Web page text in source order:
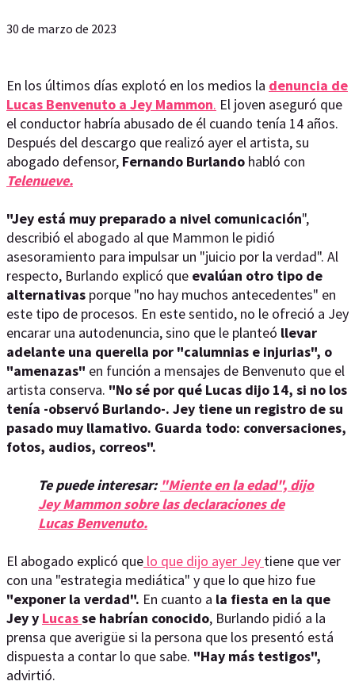
30 de marzo de 2023
En los últimos días explotó en los medios la denuncia de
Lucas Benvenuto a Jey Mammon. El joven aseguró que
el conductor habría abusado de él cuando tenía 14 años.
Después del descargo que realizó ayer el artista, su
abogado defensor, Fernando Burlando habló con
Telenueve.
"Jey está muy preparado a nivel comunicación",
describió el abogado al que Mammon le pidió
asesoramiento para impulsar un "juicio por la verdad". Al
respecto, Burlando explicó que evalúan otro tipo de
alternativas porque "no hay muchos antecedentes" en
este tipo de procesos. En este sentido, no le ofreció a Jey
encarar una autodenuncia, sino que le planteó llevar
adelante una querella por "calumnias e injurias", o
"amenazas" en función a mensajes de Benvenuto que el
artista conserva. "No sé por qué Lucas dijo 14, si no los
tenía -observó Burlando-. Jey tiene un registro de su
pasado muy llamativo. Guarda todo: conversaciones,
fotos, audios, correos".
Te puede interesar: "Miente en la edad", dijo
Jey Mammon sobre las declaraciones de
Lucas Benvenuto.
El abogado explicó que lo que dijo ayer Jey tiene que ver
con una "estrategia mediática" y que lo que hizo fue
"exponer la verdad". En cuanto a la fiesta en la que
Jey y Lucasse habrían conocido, Burlando pidió a la
prensa que averigüe si la persona que los presentó está
dispuesta a contar lo que sabe. "Hay más testigos",
advirtió.